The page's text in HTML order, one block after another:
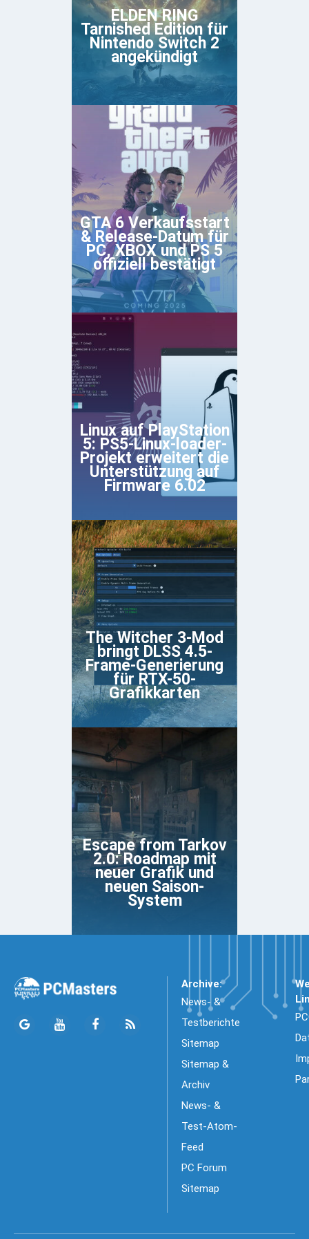
ELDEN RING
Tarnished Edition für
Nintendo Switch 2
angekündigt
GTA 6 Verkaufsstart
& Release-Datum für
PC, XBOX und PS 5
offiziell bestätigt
Linux auf PlayStation
5: PS5-Linux-loader-
Projekt erweitert die
Unterstützung auf
Firmware 6.02
The Witcher 3-Mod
bringt DLSS 4.5-
Frame-Generierung
für RTX-50-
Grafikkarten
Escape from Tarkov
2.0: Roadmap mit
neuer Grafik und
neuen Saison-
System
Archive:
News- &
Testberichte
Sitemap
Sitemap &
Archiv
News- &
Test-Atom-
Feed
PC Forum
Sitemap